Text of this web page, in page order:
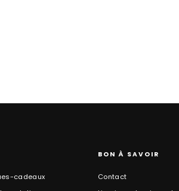
cadeaux
BON À SAVOIR
Contact